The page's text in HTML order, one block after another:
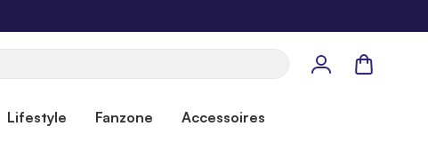
Panier
Lifestyle Fanzone Accessoires